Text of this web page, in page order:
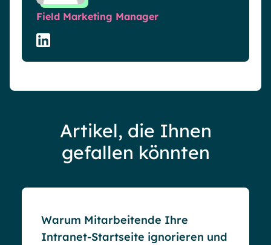
Field Marketing Manager
Artikel, die Ihnen
gefallen könnten
Warum Mitarbeitende Ihre
Intranet-Startseite ignorieren und